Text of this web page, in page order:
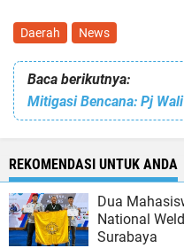
Daerah News
Baca berikutnya:
REKOMENDASI UNTUK ANDA
Dua
National
Surabaya